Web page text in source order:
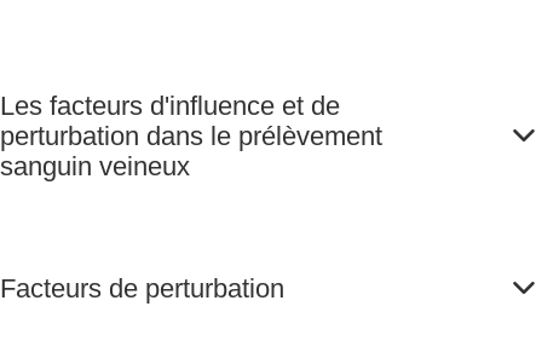
Les facteurs d'influence et de
perturbation dans le prélèvement
sanguin veineux
Facteurs de perturbation